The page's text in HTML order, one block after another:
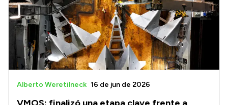
Alberto Weretilneck 16 de jun de 2026